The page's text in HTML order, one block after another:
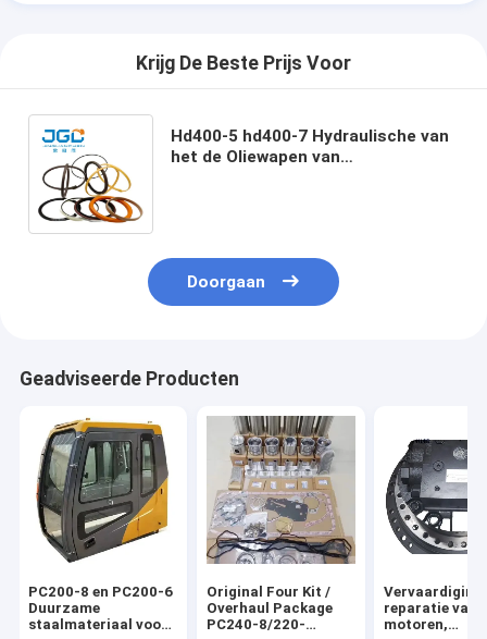
Krijg De Beste Prijs Voor
Hd400-5 hd400-7 Hydraulische van
het de Oliewapen van
Doorgaan
Geadviseerde Producten
PC200-8 en PC200-6
Duurzame
staalmateriaal voor
Original Four Kit /
Overhaul Package
PC240-8/220-
Vervaardiging
reparatie van
motoren,